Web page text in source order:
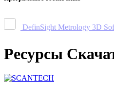
DefinSight Metrology 3D
Ресурсы